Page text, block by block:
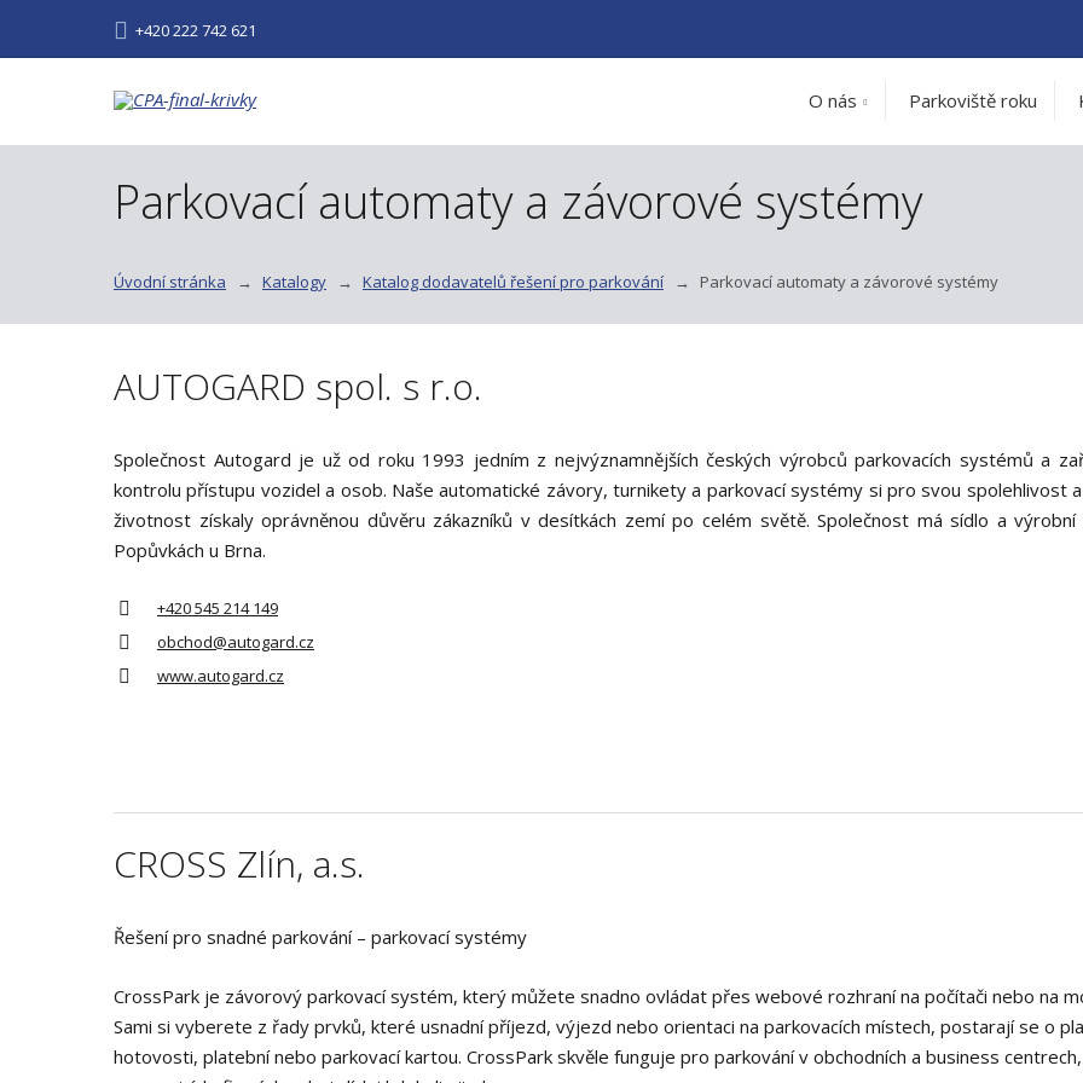
+420 222 742 621
O nás Parkoviště roku
Parkovací automaty a závorové systémy
Úvodní stránka Katalogy Katalog dodavatelů řešení pro parkování Parkovací automaty a závorové systémy
AUTOGARD spol. s r.o.
Společnost Autogard je už od roku 1993 jedním z nejvýznamnějších českých výrobců parkovacích systémů a
kontrolu přístupu vozidel a osob. Naše automatické závory, turnikety a parkovací systémy si pro svou spolehlivost
životnost získaly oprávněnou důvěru zákazníků v desítkách zemí po celém světě. Společnost má sídlo a
Popůvkách u Brna.
+420 545 214 149
obchod@autogard.cz
www.autogard.cz
CROSS Zlín, a.s.
Řešení pro snadné parkování – parkovací systémy
CrossPark je závorový parkovací systém, který můžete snadno ovládat přes webové rozhraní na počítači nebo na
Sami si vyberete z řady prvků, které usnadní příjezd, výjezd nebo orientaci na parkovacích místech, postarají se o
hotovosti, platební nebo parkovací kartou. CrossPark skvěle funguje pro parkování v obchodních a business